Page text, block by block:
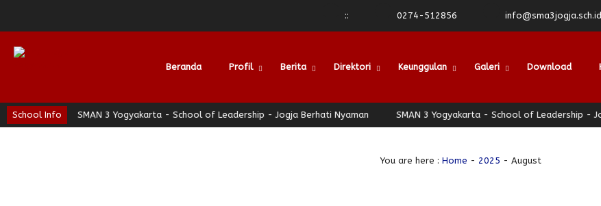
:: 0274-512856 info@sma3jogja.sch.id
Beranda Profil Berita Direktori Keunggulan Galeri Download
School InfoSMAN 3 Yogyakarta - School of Leadership - Jogja Berhati Nyaman SMAN 3 Yogyakarta - School of Leadership - Jogja
You are here : Home - 2025 - August